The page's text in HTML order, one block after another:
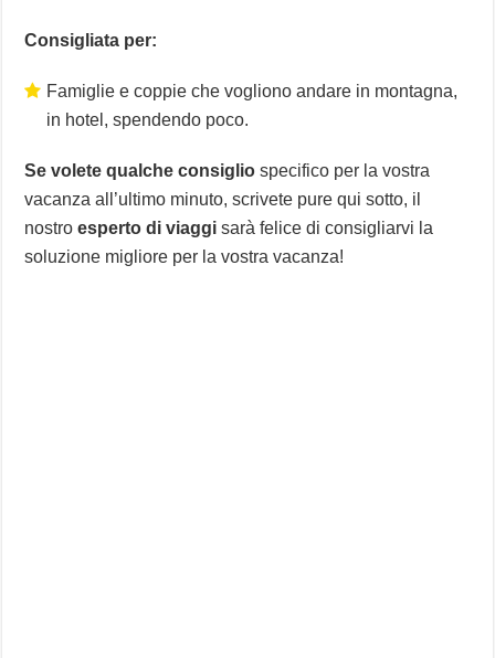
Consigliata per:
Famiglie e coppie che vogliono andare in montagna,
in hotel, spendendo poco.
Se volete qualche consiglio specifico per la vostra
vacanza all’ultimo minuto, scrivete pure qui sotto, il
nostroesperto di viaggi sarà felice di consigliarvi la
soluzione migliore per la vostra vacanza!